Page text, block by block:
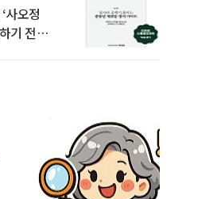
사오정
기 전략’